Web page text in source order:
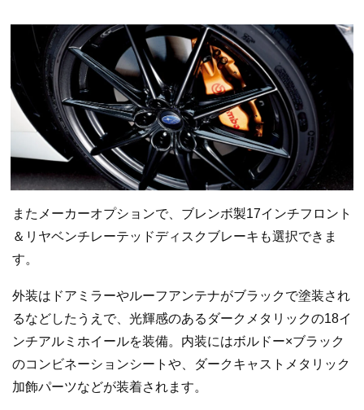
またメーカーオプションで、ブレンボ製17インチフロント
＆リヤベンチレーテッドディスクブレーキも選択できま
す。
外装はドアミラーやルーフアンテナがブラックで塗装され
るなどしたうえで、光輝感のあるダークメタリックの18イ
ンチアルミホイールを装備。内装にはボルドー×ブラック
のコンビネーションシートや、ダークキャストメタリック
加飾パーツなどが装着されます。